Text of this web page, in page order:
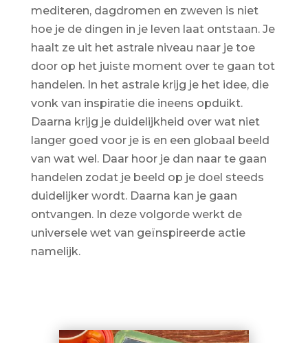
mediteren, dagdromen en zweven is niet
hoe je de dingen in je leven laat ontstaan. Je
haalt ze uit het astrale niveau naar je toe
door op het juiste moment over te gaan tot
handelen. In het astrale krijg je het idee, die
vonk van inspiratie die ineens opduikt.
Daarna krijg je duidelijkheid over wat niet
langer goed voor je is en een globaal beeld
van wat wel. Daar hoor je dan naar te gaan
handelen zodat je beeld op je doel steeds
duidelijker wordt. Daarna kan je gaan
ontvangen. In deze volgorde werkt de
universele wet van geïnspireerde actie
namelijk.